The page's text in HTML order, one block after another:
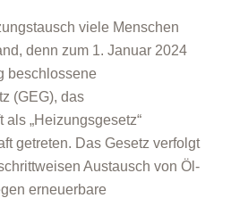
viele Menschen
denn zum 1. Januar 2024
beschlossene
(GEG), das
„Heizungsgesetz“
getreten. Das Gesetz verfolgt
Austausch von Öl-
erneuerbare